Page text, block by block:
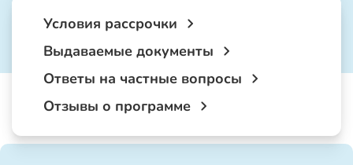
Условия рассрочки
Выдаваемые документы
Ответы на частные вопросы
Отзывы о программе